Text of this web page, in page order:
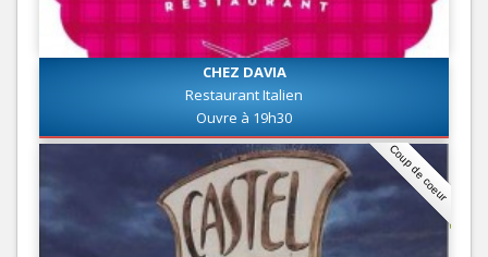
CHEZ DAVIA
Restaurant Italien
Ouvre à 19h30
Coup de coeur